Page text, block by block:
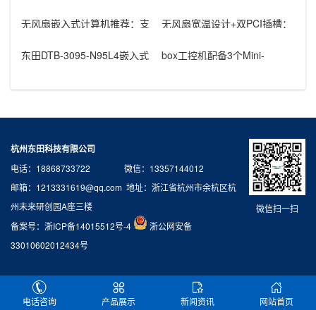
配置
无风扇嵌入式计算机推荐：支
无风扇宽温设计+双PCI插槽：
东田DTB-3095-N95L4嵌入式
box工控机配备3个Mini-
微信扫一扫
杭州东田科技有限公司
电话：18868733722 微信：13357144012
邮箱：1213331619@qq.com 地址：浙江省杭州市余杭区杭
州未来研创园A座三楼
备案号： 浙ICP备14015512号-4
浙公网安备
33010602012434号
电话咨询 产品展示 新闻资讯 网站首页